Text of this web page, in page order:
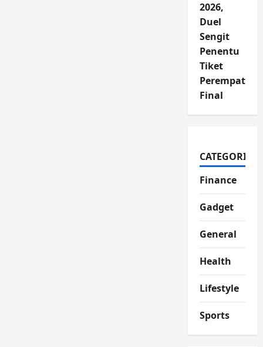
2026,
Duel
Sengit
Penentu
Tiket
Perempat
Final
CATEGORIES
Finance
Gadget
General
Health
Lifestyle
Sports